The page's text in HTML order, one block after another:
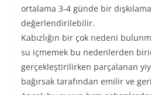
ortalama 3-4 günde bir
değerlendirilebilir.
Kabızlığın bir çok nedeni
su içmemek bu nedenlerden
gerçekleştirilirken parçalanan
bağırsak tarafından emilir ve